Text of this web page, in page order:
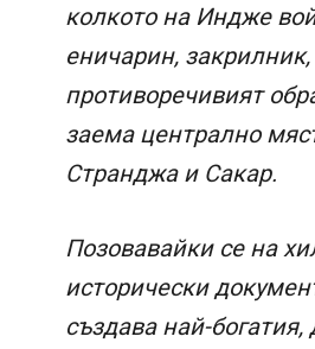
колкото на Индже
еничарин,
противоречивият
заема централно
Странджа и Сакар.
Позовавайки се на
исторически
създава най-богатия,